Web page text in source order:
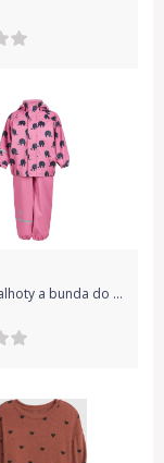
CeLaVi – kalhoty a bunda do deště – Slon – Růžová velikost: 80